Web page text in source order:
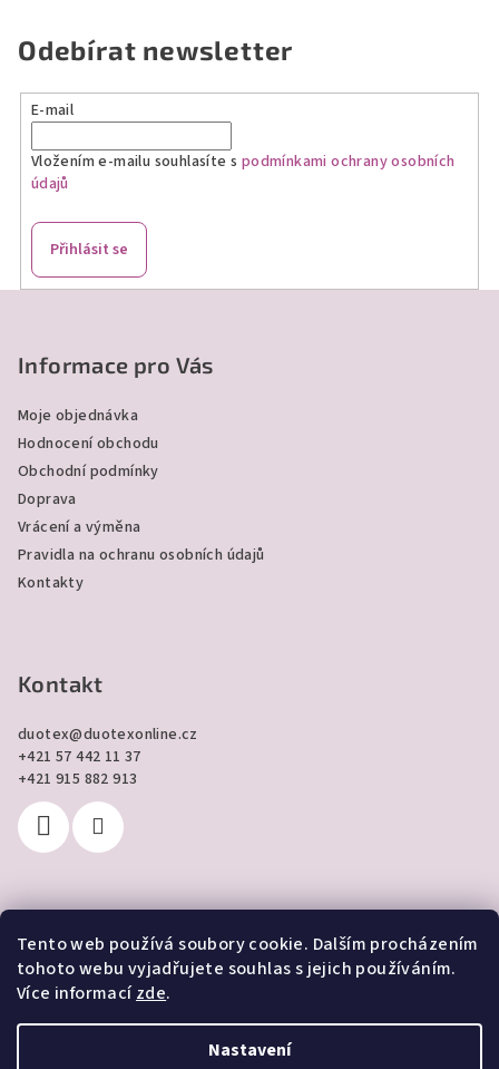
Tento web používá soubory cookie. Dalším procházením
tohoto webu vyjadřujete souhlas s jejich používáním.
Více informacízde.
Nastavení
Odebírat newsletter
E-mail
Vložením e-mailu souhlasíte s podmínkami ochrany osobních
údajů
Přihlásit se
Informace pro Vás
Moje objednávka
Hodnocení obchodu
Obchodní podmínky
Doprava
Vrácení a výměna
Pravidla na ochranu osobních údajů
Kontakty
Kontakt
duotex@duotexonline.cz
+421 57 442 11 37
+421 915 882 913
Přijímáme online platby